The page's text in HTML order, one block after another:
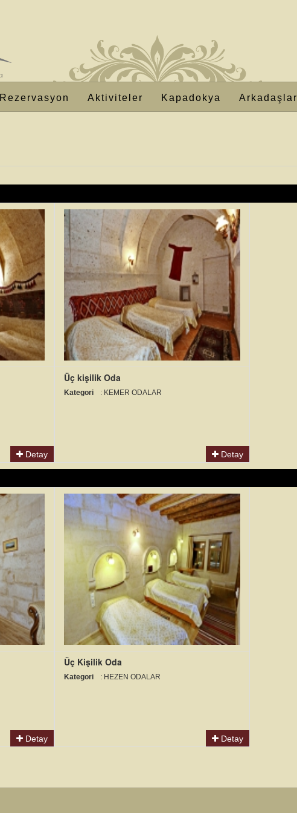
Rezervasyon Aktiviteler Kapadokya Arkadaşlar
Detay
Üç kişilik Oda
Kategori : KEMER ODALAR
Detay
Detay
Üç Kişilik Oda
Kategori : HEZEN ODALAR
Detay